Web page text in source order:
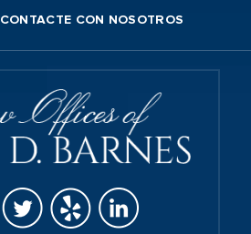
CONTACTE CON NOSOTROS